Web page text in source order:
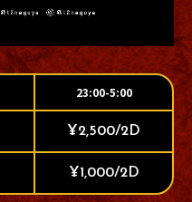
23:00-5:00
¥2,500/2D
¥1,000/2D